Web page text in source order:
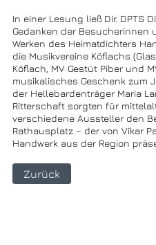
In einer Lesung ließ Dir. DPTS
Gedanken der Besucherinnen
Werken des Heimatdichters
die Musikvereine Köflachs
Köflach, MV Gestüt Piber und
musikalisches Geschenk zum
der Hellebardenträger Maria
Ritterschaft sorgten für
verschiedene Aussteller den
Rathausplatz – der von Vikar
Handwerk aus der Region
Zurück